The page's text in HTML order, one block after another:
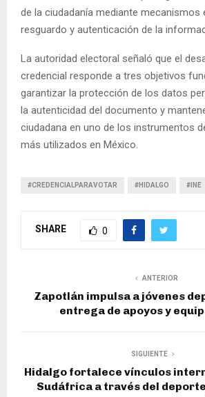
de la ciudadanía mediante mecanismos
resguardo y autenticación de la
La autoridad electoral señaló que el
credencial responde a tres objetivos
garantizar la protección de los datos
la autenticidad del documento y
ciudadana en uno de los instrumentos
más utilizados en México.
#CREDENCIALPARAVOTAR #HIDALGO #INE
SHARE 0
ANTERIOR
Zapotlán impulsa a jóvenes
entrega de apoyos y
SIGUIENTE
Hidalgo fortalece vínculos
Sudáfrica a través del